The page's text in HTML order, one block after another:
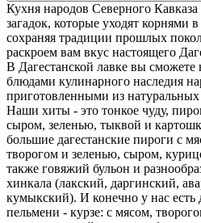
Кухня народов Северного
загадок, которые уходят корнями
сохраняя традиции прошлых
раскроем вам вкус настоящего
В Дагестанской лавке вы
блюдами кулинарного наследия
приготовленными из натуральных
Наши хиты - это тонкое чуду,
сыром, зеленью, тыквой и
большие дагестанские пироги с
творогом и зеленью, сыром,
также говяжий бульон и
хинкала (лакский, даргинский,
кумыкский). И конечно у нас есть
пельмени - курзе: с мясом,